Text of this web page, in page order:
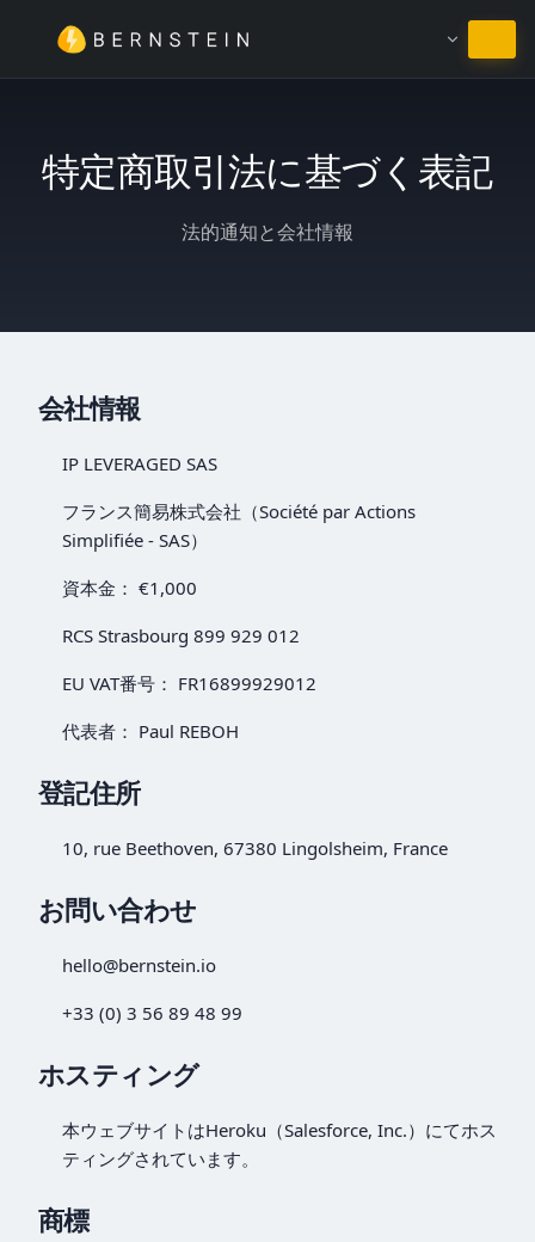
日本語のまま
特定商取引法に基づく表記
法的通知と会社情報
会社情報
IP LEVERAGED SAS
フランス簡易株式会社（Société par Actions
Simplifiée - SAS）
資本金： €1,000
RCS Strasbourg 899 929 012
EU VAT番号： FR16899929012
代表者： Paul REBOH
登記住所
10, rue Beethoven, 67380 Lingolsheim, France
お問い合わせ
hello@bernstein.io
+33 (0) 3 56 89 48 99
ホスティング
本ウェブサイトはHeroku（Salesforce, Inc.）にてホス
ティングされています。
商標